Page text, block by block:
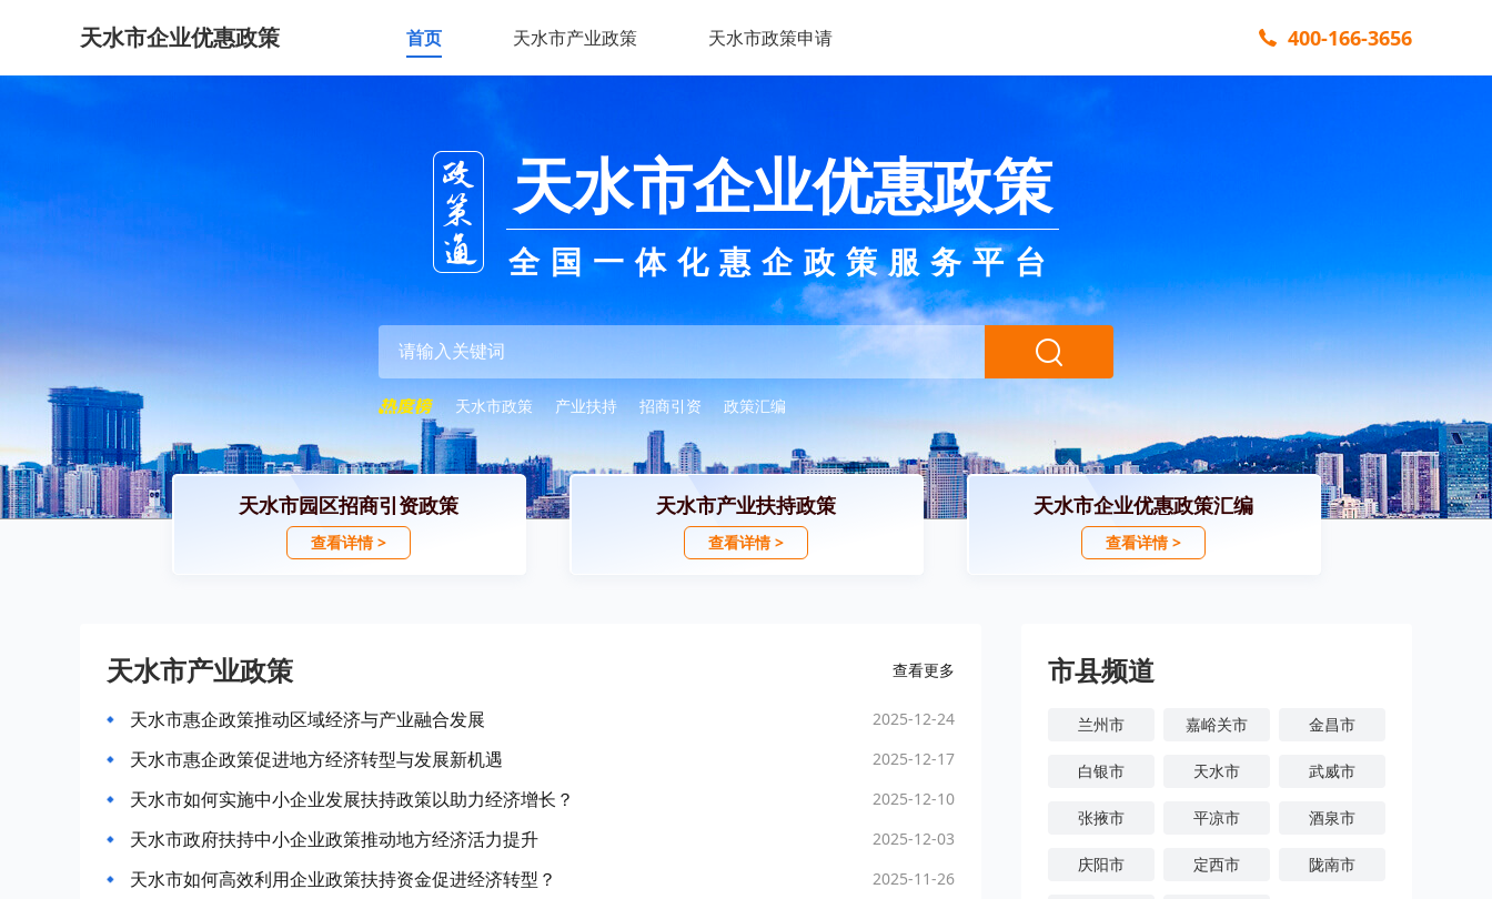
天水市企业优惠政策 首页 天水市产业政策 天水市政策申请 400-166-3656
天水市企业优惠政策
全国一体化惠企政策服务平台
天水市政策 产业扶持 招商引资 政策汇编
天水市园区招商引资政策
查看详情 >
天水市产业扶持政策
查看详情 >
天水市企业优惠政策汇编
查看详情 >
天水市产业政策 查看更多
天水市惠企政策推动区域经济与产业融合发展 2025-12-24
天水市惠企政策促进地方经济转型与发展新机遇 2025-12-17
天水市如何实施中小企业发展扶持政策以助力经济增长？ 2025-12-10
天水市政府扶持中小企业政策推动地方经济活力提升 2025-12-03
天水市如何高效利用企业政策扶持资金促进经济转型？ 2025-11-26
市县频道
兰州市 嘉峪关市 金昌市
白银市 天水市 武威市
张掖市 平凉市 酒泉市
庆阳市 定西市 陇南市